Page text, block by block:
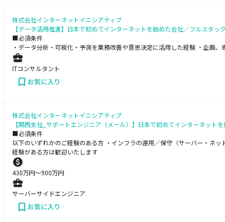
株式会社インターネットイニシアティブ
【データ活用推進】日本で初めてインターネットを始めた会社／フルスタ
■必須条件
・データ分析・可視化・予測を業務改善や意思決定に活用した経験 ・企画
ITコンサルタント
お気に入り
株式会社インターネットイニシアティブ
【関西支社_サポートエンジニア（メール）】日本で初めてインターネッ
■必須条件
以下のいずれかのご経験のある方 ・インフラの運用／保守（サーバー・ネ
経験がある方は歓迎いたします
430万円〜900万円
サーバーサイドエンジニア
お気に入り